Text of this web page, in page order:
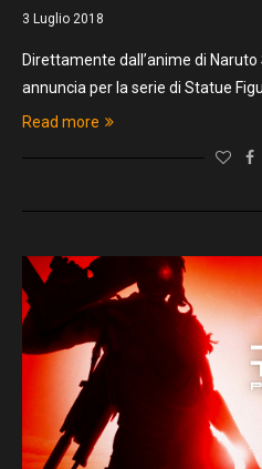
3 Luglio 2018
Direttamente dall’anime di
annuncia per la serie di Statue
Read more